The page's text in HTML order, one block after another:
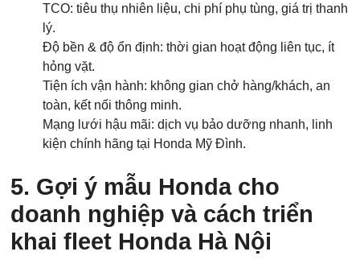
TCO: tiêu thụ nhiên liệu, chi phí phụ tùng, giá trị thanh
lý.
Độ bền & độ ổn định: thời gian hoạt động liên tục, ít
hỏng vặt.
Tiện ích vận hành: không gian chở hàng/khách, an
toàn, kết nối thông minh.
Mạng lưới hậu mãi: dịch vụ bảo dưỡng nhanh, linh
kiện chính hãng tại Honda Mỹ Đình.
5. Gợi ý mẫu Honda cho
doanh nghiệp và cách triển
khai fleet Honda Hà Nội